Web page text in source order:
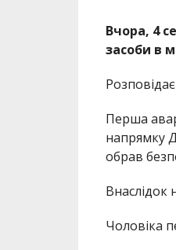
Вчора, 4
засоби в
Розповідає
Перша
напрямку
обрав
Внаслідок
Чоловіка